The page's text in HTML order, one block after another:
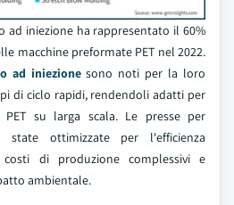
ad iniezione ha rappresentato il 60%
macchine preformate PET nel 2022.
ad iniezionesono noti per la loro
di ciclo rapidi, rendendoli adatti per
su larga scala. Le presse per
state ottimizzate per l'efficienza
di produzione complessivi e
ambientale.